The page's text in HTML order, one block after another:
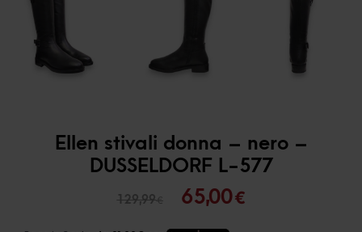
Ellen stivali donna – nero –
DUSSELDORF L-577
129,99€
Il
65,00€Il